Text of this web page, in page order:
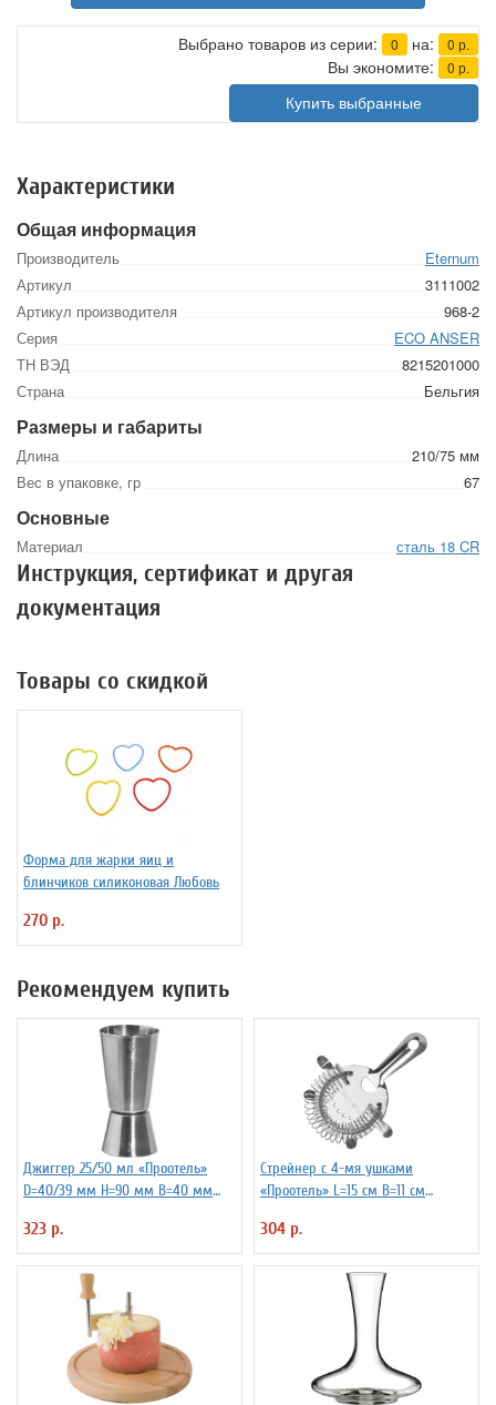
Выбрано товаров из серии: 0 на: 0 р.
Вы экономите: 0 р.
Купить выбранные
Характеристики
Общая информация
Производитель
Eternum
Артикул
3111002
Артикул производителя
968-2
Серия
ECO ANSER
ТН ВЭД
8215201000
Страна
Бельгия
Размеры и габариты
Длина
210/75 мм
Вес в упаковке, гр
67
Основные
Материал сталь 18 CR
Инструкция, сертификат и другая
документация
Товары со скидкой
Форма для жарки яиц и
блинчиков силиконовая Любовь
270 р.
Рекомендуем купить
Джиггер 25/50 мл «Проотель»
D=40/39 мм H=90 мм B=40 мм
323 р.
Стрейнер с 4-мя ушками
«Проотель» L=15 см B=11 см
304 р.